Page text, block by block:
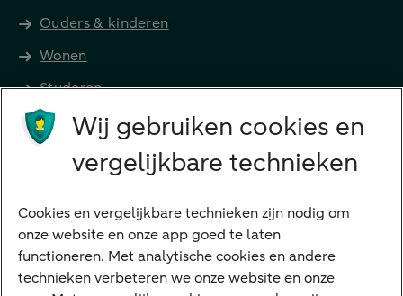
Ouders & kinderen
Wonen
Studeren
Preferred Banking
Digitale diensten
Internet Bankieren
ABN AMRO app
Wij gebruiken cookies en
vergelijkbare technieken
Cookies en vergelijkbare technieken zijn nodig om
onze website en onze app goed te laten
functioneren. Met analytische cookies en andere
technieken verbeteren we onze website en onze